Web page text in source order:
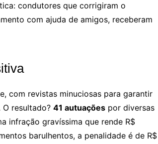
condutores que corrigiram o
com ajuda de amigos, receberam
com revistas minuciosas para garantir
resultado? 41 autuações por diversas
infração gravíssima que rende R$
barulhentos, a penalidade é de R$